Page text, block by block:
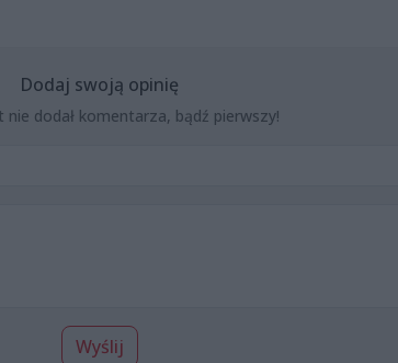
Dodaj swoją opinię
nie dodał komentarza, bądź pierwszy!
Wyślij